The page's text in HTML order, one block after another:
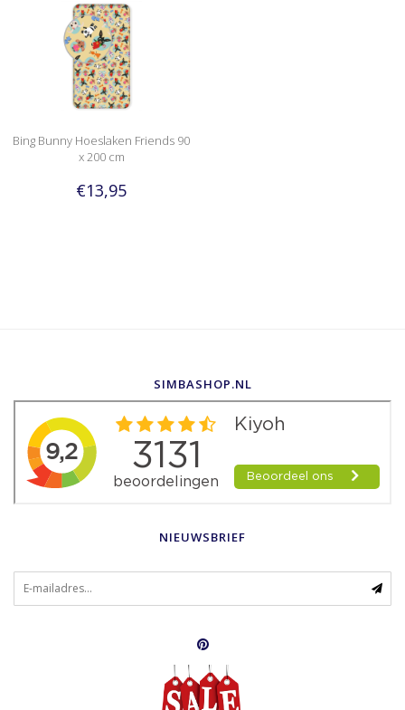
Bing Bunny Hoeslaken Friends 90
x 200 cm
€13,95
SIMBASHOP.NL
NIEUWSBRIEF